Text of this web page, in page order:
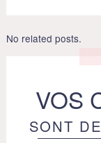
No related posts.
VOS
SONT